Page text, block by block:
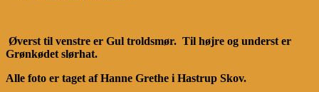
Øverst til venstre er Gul troldsmør. Til højre og underst er
Grønkødet slørhat.
Alle foto er taget af Hanne Grethe i Hastrup Skov.